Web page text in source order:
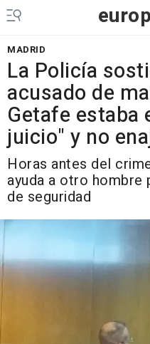
MADRID
La Policía
acusado de
Getafe estaba
juicio" y no
Horas antes del
ayuda a otro hombre
de seguridad